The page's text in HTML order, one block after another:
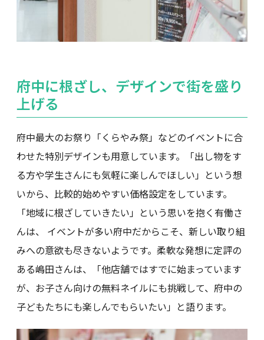
府中に根ざし、デザインで街を盛り
上げる
府中最大のお祭り「くらやみ祭」などのイベントに合
わせた特別デザインも用意しています。「出し物をす
る方や学生さんにも気軽に楽しんでほしい」という想
いから、比較的始めやすい価格設定をしています。
「地域に根ざしていきたい」という思いを抱く有働さ
んは、 イベントが多い府中だからこそ、新しい取り組
みへの意欲も尽きないようです。柔軟な発想に定評の
ある嶋田さんは、「他店舗ではすでに始まっています
が、お子さん向けの無料ネイルにも挑戦して、府中の
子どもたちにも楽しんでもらいたい」と語ります。